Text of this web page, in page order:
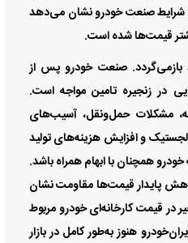
شرایط صنعت خودرو نشان می‌دهد
قیمت‌ها شده است.
صنعت خودرو پس از
در زنجیره تامین مواجه است.
مشکلات حمل‌ونقل، آسیب‌های
و افزایش هزینه‌های تولید
همچنان با ابهام همراه باشد.
پایدار قیمت‌ها مقاومت نشان
در قیمت کارخانه‌ای خودرو مربوط
هنوز به‌طور کامل در بازار